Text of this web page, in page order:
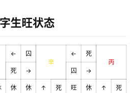
生旺状态
←
囚
辛
←
死
丙
死 → 囚 →
休 休 ↑ 死 旺 休 ↑ 死